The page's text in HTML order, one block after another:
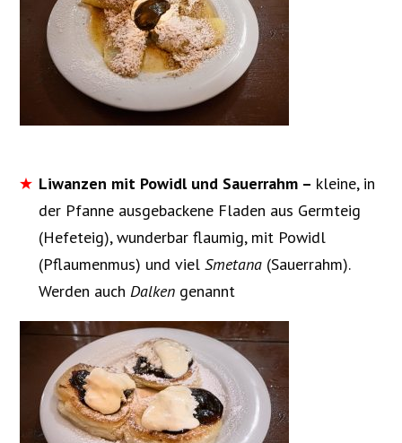
Liwanzen mit Powidl und Sauerrahm – kleine, in
der Pfanne ausgebackene Fladen aus Germteig
(Hefeteig), wunderbar flaumig, mit Powidl
(Pflaumenmus) und viel Smetana(Sauerrahm).
Werden auch Dalkengenannt